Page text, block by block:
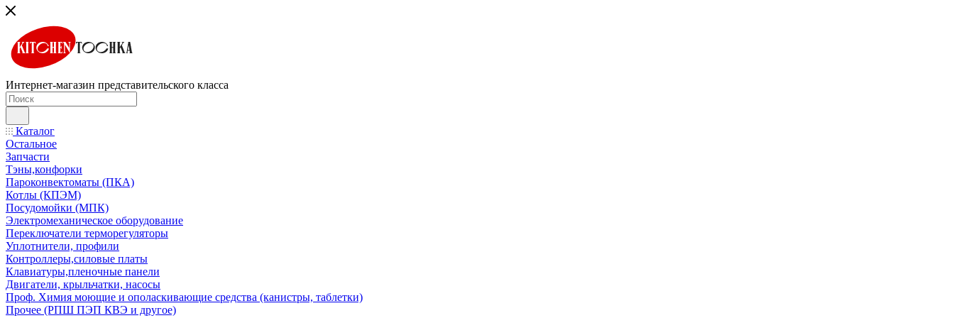
Интернет-магазин представительского класса
Каталог
Остальное
Запчасти
Тэны,конфорки
Пароконвектоматы (ПКА)
Котлы (КПЭМ)
Посудомойки (МПК)
Электромеханическое оборудование
Переключатели терморегуляторы
Уплотнители, профили
Контроллеры,силовые платы
Клавиатуры,пленочные панели
Двигатели, крыльчатки, насосы
Проф. Химия моющие и ополаскивающие средства (канистры, таблетки)
Прочее (РПШ ПЭП КВЭ и другое)